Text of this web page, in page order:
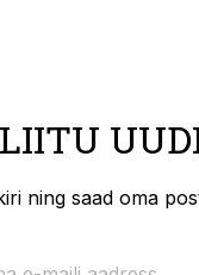
LIITU
ning saad oma